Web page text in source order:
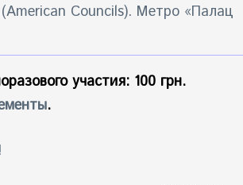
Councils). Метро «Палац
участия: 100 грн.
.